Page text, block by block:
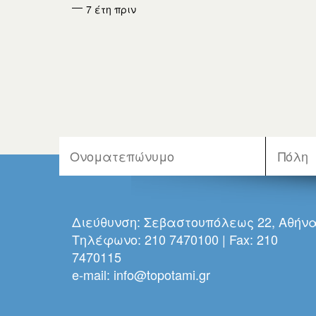
7 έτη πριν
Διεύθυνση: Σεβαστουπόλεως 22,
Τηλέφωνο: 210 7470100 | Fax: 210
7470115
e-mail: info@topotami.gr